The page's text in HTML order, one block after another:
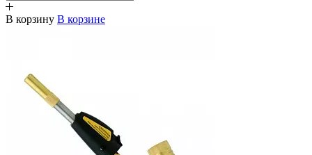
В корзину В корзине